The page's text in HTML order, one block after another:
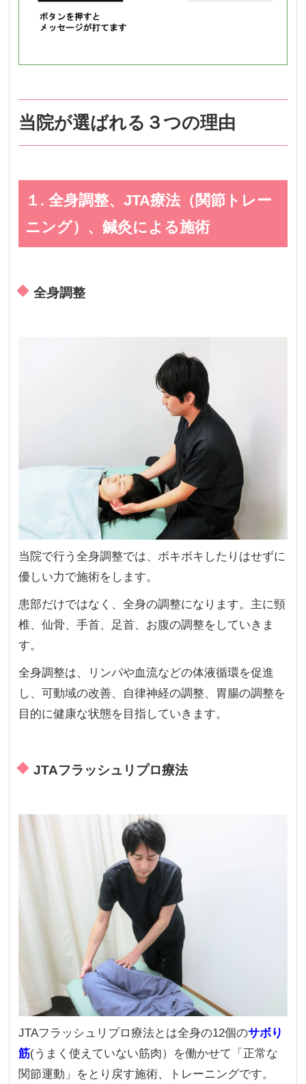
当院が選ばれる３つの理由
１. 全身調整、JTA療法（関節トレー
ニング）、鍼灸による施術
全身調整
当院で行う全身調整では、ボキボキしたりはせずに
優しい力で施術をします。
患部だけではなく、全身の調整になります。主に頸
椎、仙骨、手首、足首、お腹の調整をしていきま
す。
全身調整は、リンパや血流などの体液循環を促進
し、可動域の改善、自律神経の調整、胃腸の調整を
目的に健康な状態を目指していきます。
JTAフラッシュリプロ療法
JTAフラッシュリプロ療法とは全身の12個のサボり
筋(うまく使えていない筋肉）を働かせて「正常な
関節運動」をとり戻す施術、トレーニングです。